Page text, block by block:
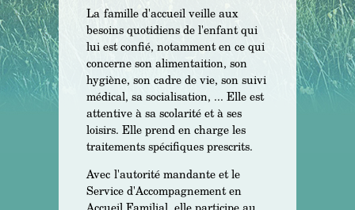
La famille d'accueil veille aux
besoins quotidiens de l'enfant qui
lui est confié, notamment en ce qui
concerne son alimentaition, son
hygiène, son cadre de vie, son suivi
médical, sa socialisation, ... Elle est
attentive à sa scolarité et à ses
loisirs. Elle prend en charge les
traitements spécifiques prescrits.
Avec l'autorité mandante et le
Service d'Accompagnement en